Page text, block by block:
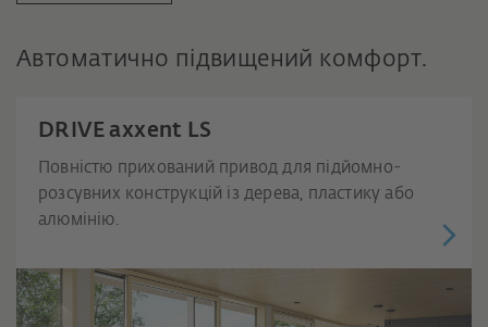
Автоматично підвищений комфорт.
DRIVE axxent LS
Повністю прихований привод для підйомно-
розсувних конструкцій із дерева, пластику або
алюмінію.